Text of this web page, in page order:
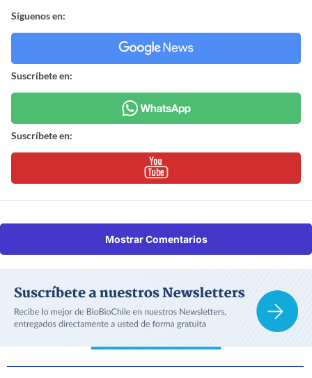
Síguenos en:
Suscríbete en:
Suscríbete en:
Mostrar Comentarios